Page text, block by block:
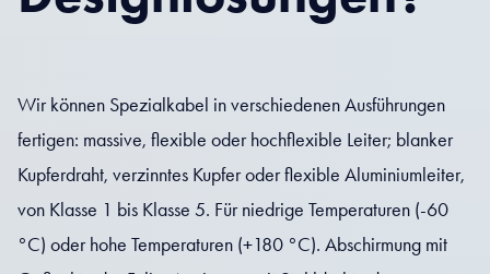
Wir können Spezialkabel in verschiedenen Ausführungen
fertigen: massive, flexible oder hochflexible Leiter; blanker
Kupferdraht, verzinntes Kupfer oder flexible Aluminiumleiter,
von Klasse 1 bis Klasse 5. Für niedrige Temperaturen (-60
°C) oder hohe Temperaturen (+180 °C). Abschirmung mit